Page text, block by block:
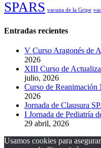
SPARS vacuna de la Gripe
Entradas recientes
V Curso Aragonés de
2026
XIII Curso de
julio, 2026
Curso de Reanimación
2026
Jornada de Clausura
I Jornada de Pediatría
29 abril, 2026
Usamos cookies para